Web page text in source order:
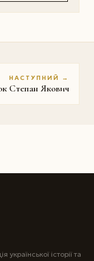
НАСТУПНИЙ →
Степан Якович
історії та